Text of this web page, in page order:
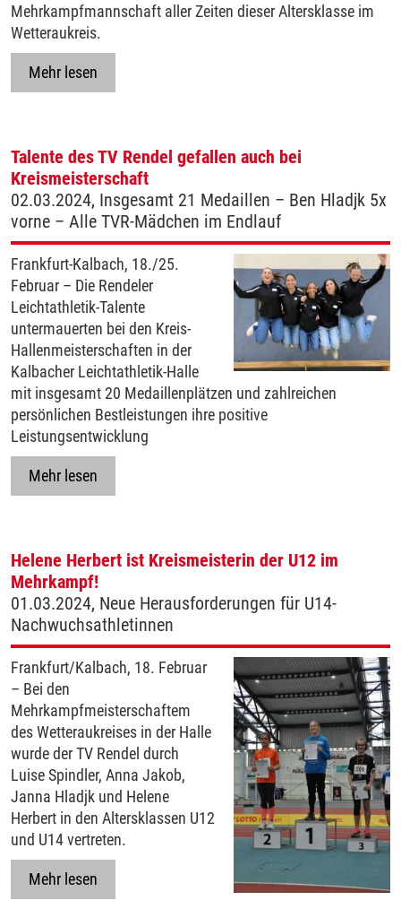
Mehrkampfmannschaft aller Zeiten dieser Altersklasse im
Wetteraukreis.
Mehr lesen
Talente des TV Rendel gefallen auch bei
Kreismeisterschaft
02.03.2024, Insgesamt 21 Medaillen – Ben Hladjk 5x
vorne – Alle TVR-Mädchen im Endlauf
Frankfurt-Kalbach, 18./25.
Februar – Die Rendeler
Leichtathletik-Talente
untermauerten bei den Kreis-
Hallenmeisterschaften in der
Kalbacher Leichtathletik-Halle
mit insgesamt 20 Medaillenplätzen und zahlreichen
persönlichen Bestleistungen ihre positive
Leistungsentwicklung
Mehr lesen
Helene Herbert ist Kreismeisterin der U12 im
Mehrkampf!
01.03.2024, Neue Herausforderungen für U14-
Nachwuchsathletinnen
Frankfurt/Kalbach, 18. Februar
– Bei den
Mehrkampfmeisterschaftem
des Wetteraukreises in der Halle
wurde der TV Rendel durch
Luise Spindler, Anna Jakob,
Janna Hladjk und Helene
Herbert in den Altersklassen U12
und U14 vertreten.
Mehr lesen